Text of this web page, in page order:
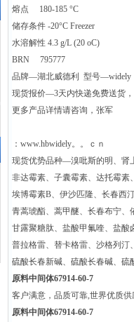
熔点 180-185 °C
储存条件 -20°C Freezer
水溶解性 4.3 g/L (20 oC)
BRN 795777
品牌—湖北威德利 型号—widely
现货报价—3天内快递免费送货
更多产品详情请咨询，张军
：www.hbwidely。。ｃｎ
现货优势品种—溴吡斯的明、肾
非达霉素、子囊霉素、达托霉素
埃博霉素B、伊沙匹隆、长春西
青蒿琥酯、蒿甲醚、长春布宁
甘露聚糖肽、盐酸甲氟喹、盐酸
普拉格雷、替卡格雷、沙格列汀
硫酸长春新碱、硫酸长春碱、硫
原料中间体67914-60-7
客户满意，品质可靠,世界优质
原料中间体67914-60-7